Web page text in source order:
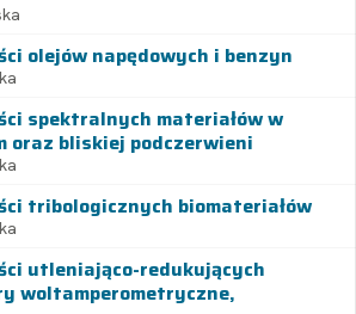
olejów napędowych i benzyn
spektralnych materiałów w
oraz bliskiej podczerwieni
tribologicznych biomateriałów
utleniająco-redukujących
woltamperometryczne,